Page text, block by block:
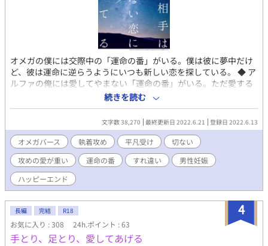
オメガの僕には交際中の「運命の番」がいる。僕は彼に夢中だけ
ど、彼は運命に逆らうようにいつも新しい恋を探している。 ◆ ア
ルファの俺には愛してやまない「運命の番」がいる。ただ愛する
だけでは不安で、彼の気持ちを確かめたくて、他の誰かに気があ
るふりをするのをやめられない。 【溺愛拗らせ攻め×自信がない
平凡受け】 未熟で多感な時期に運命の番に出会ってしまった二人
の歪んだ相思相愛の話。 久藤冬樹（21歳）…平凡なオメガ 神林豪
（21歳）…絵に描いたようなアルファ（中身はメンヘラ） ※番外
編も完結しました。ゼミの後輩が頑張るおまけのifルートとなり
ます
続きを読む
文字数 38,270 最終更新日 2022.6.21 登録日 2022.6.13
オメガバース 執着攻め 平凡受け
切ない
攻めの愛が重い
運命の番 すれ違い
男性妊娠
ハッピーエンド
4
長編 完結 R18
お気に入り : 308 24h.ポイント : 63
手とり、足とり、愛してあげる